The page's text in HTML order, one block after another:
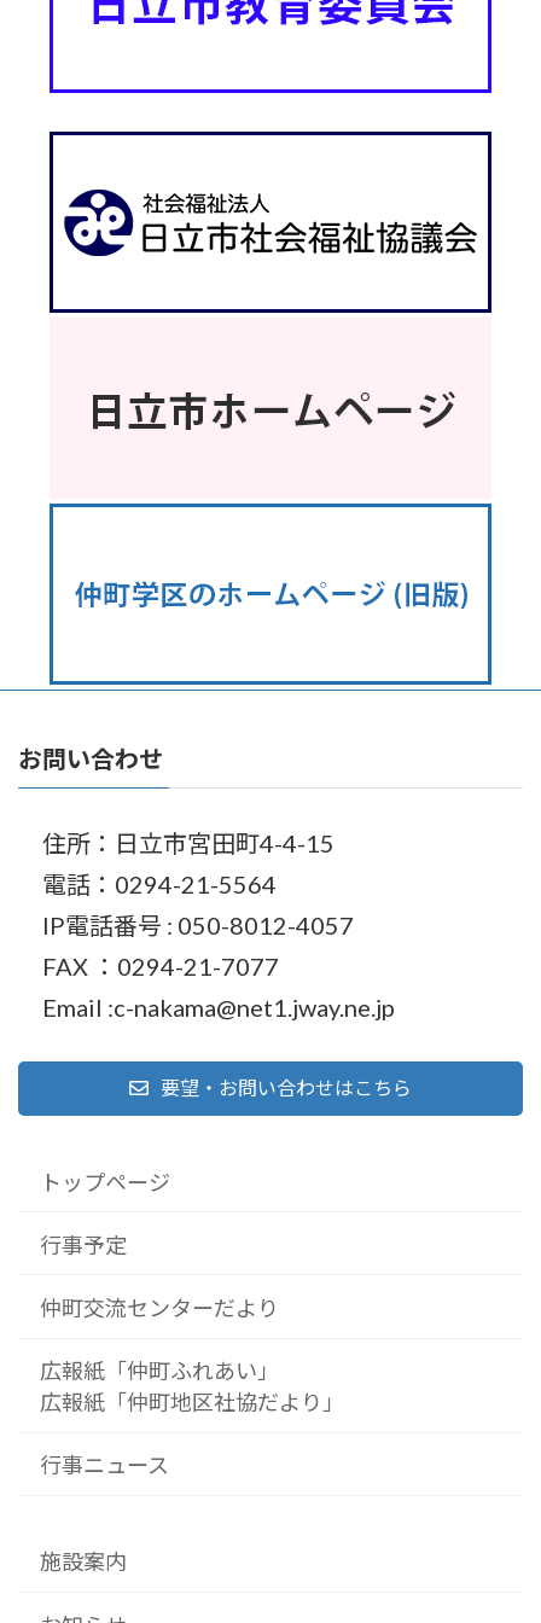
お問い合わせ
住所：日立市宮田町4-4-15
電話：0294-21-5564
IP電話番号 : 050-8012-4057
FAX ：0294-21-7077
Email :c-nakama@net1.jway.ne.jp
要望・お問い合わせはこちら
トップページ
行事予定
仲町交流センターだより
広報紙「仲町ふれあい」
広報紙「仲町地区社協だより」
行事ニュース
施設案内